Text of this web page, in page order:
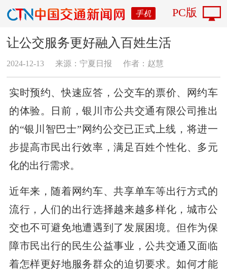
手机 PC版
让公交服务更好融入百姓生活
2024-12-13 来源：宁夏日报 作者：赵慧
实时预约、快速应答，公交车的票价、网约车
的体验。日前，银川市公共交通有限公司推出
的“银川智巴士”网约公交已正式上线，将进一
步提高市民出行效率，满足百姓个性化、多元
化的出行需求。
近年来，随着网约车、共享单车等出行方式的
流行，人们的出行选择越来越多样化，城市公
交也不可避免地遭遇到了发展困境。但作为保
障市民出行的民生公益事业，公共交通又面临
着怎样更好地服务群众的迫切要求。如何才能